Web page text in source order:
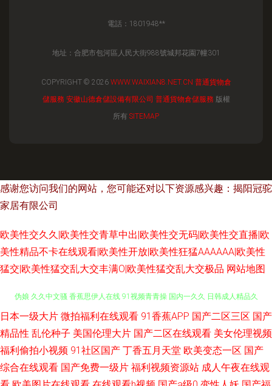
電話：1801948**
地址：合肥市包河區人民大街988號城邦花園7幢301
COPYRIGHT © 2026 WWW.WAIXIAN8.NET.CN 普通貨物倉
儲服務 安徽山德倉儲設備有限公司 普通貨物倉儲服務 版權
所有 SITEMAP
感谢您访问我们的网站，您可能还对以下资源感兴趣：揭阳冠驼
家居有限公司
欧美性交久久|欧美性交青草中出|欧美性交无码|欧美性交直播|欧
美性精品不卡在线观看|欧美性开放|欧美性狂猛AAAAAA|欧美性
猛交|欧美性猛交乱大交丰满O|欧美性猛交乱大交极品 网站地图
91尤物国产视频 九二午夜影院 97支援总站大香蕉 人妖自蔚 91超碰人人爽 ts
伪娘 久久中文骚 香蕉思伊人在线 91视频青青操 国内一久久 日韩成人精品久
日本一级大片 微拍福利在线观看 91香蕉APP 国产二区三区 国产
精品性 乱伦种子 美国伦理大片 国产二区在线观看 美女伦理视频
福利偷拍小视频 91社区国产 丁香五月天堂 欧美变态一区 国产
综合在线观看 国产免费一级片 福利视频资源站 成人午夜在线观